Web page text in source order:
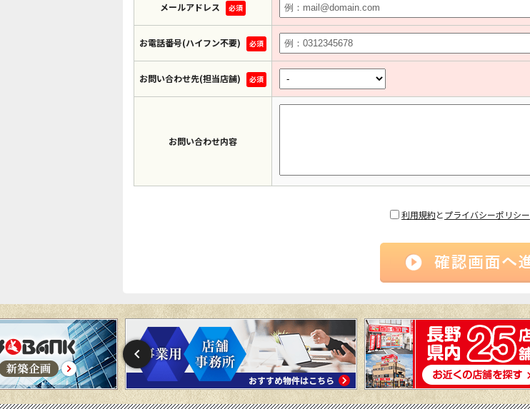
メールアドレス 必須
お電話番号(ハイフン不要) 必須
お問い合わせ先(担当店舗) 必須
お問い合わせ内容
利用規約とプライバシーポリシー